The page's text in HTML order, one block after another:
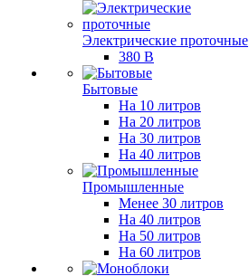
Электрические проточные
380 В
Бытовые
На 10 литров
На 20 литров
На 30 литров
На 40 литров
Промышленные
Менее 30 литров
На 40 литров
На 50 литров
На 60 литров